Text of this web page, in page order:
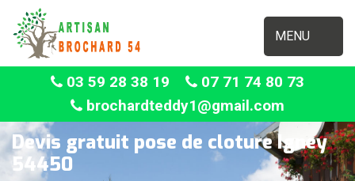
MENU
03 59 28 38 19
07 71 74 80 73
brochardteddy1@gmail.com
Devis gratuit pose de cloture Igney
54450